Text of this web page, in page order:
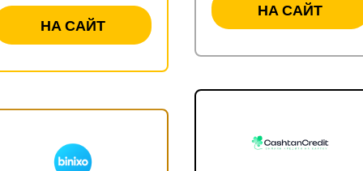
НА САЙТ
НА САЙТ